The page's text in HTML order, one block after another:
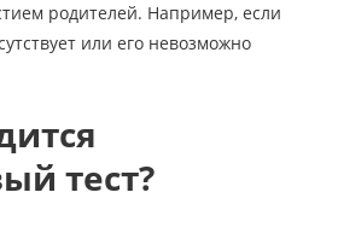
родителей. Например, если
или его невозможно
тест?